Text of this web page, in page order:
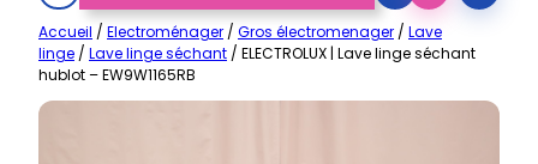
Accueil / Electroménager / Gros électromenager / Lave
linge / Lave linge séchant / ELECTROLUX | Lave linge séchant
hublot – EW9W1165RB